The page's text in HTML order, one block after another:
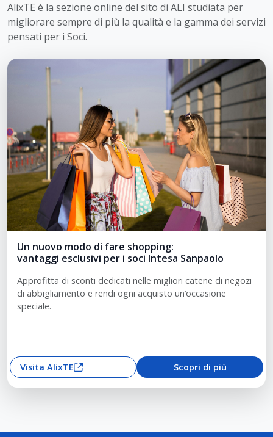
AlixTE è la sezione online del sito di ALI studiata per
migliorare sempre di più la qualità e la gamma dei servizi
pensati per i Soci.
Un nuovo modo di fare shopping:
vantaggi esclusivi per i soci Intesa Sanpaolo
Approfitta di sconti dedicati nelle migliori catene di negozi
di abbigliamento e rendi ogni acquisto un’occasione
speciale.
Visita AlixTE Scopri di più